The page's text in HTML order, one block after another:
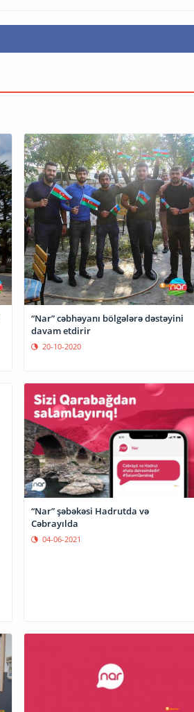
“Nar” cəbhəyanı bölgələrə dəstəyini
davam etdirir
20-10-2020
“Nar” şəbəkəsi Hadrutda və
Cəbrayılda
04-06-2021